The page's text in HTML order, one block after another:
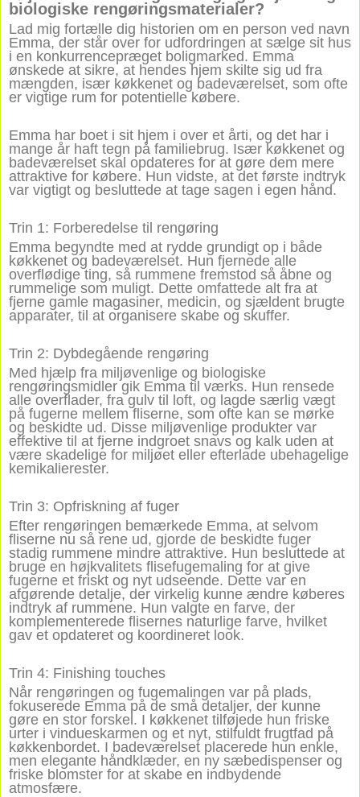
biologiske rengøringsmaterialer?
Lad mig fortælle dig historien om en person ved navn
Emma, der står over for udfordringen at sælge sit hus
i en konkurrencepræget boligmarked. Emma
ønskede at sikre, at hendes hjem skilte sig ud fra
mængden, især køkkenet og badeværelset, som ofte
er vigtige rum for potentielle købere.
Emma har boet i sit hjem i over et årti, og det har i
mange år haft tegn på familiebrug. Især køkkenet og
badeværelset skal opdateres for at gøre dem mere
attraktive for købere. Hun vidste, at det første indtryk
var vigtigt og besluttede at tage sagen i egen hånd.
Trin 1: Forberedelse til rengøring
Emma begyndte med at rydde grundigt op i både
køkkenet og badeværelset. Hun fjernede alle
overflødige ting, så rummene fremstod så åbne og
rummelige som muligt. Dette omfattede alt fra at
fjerne gamle magasiner, medicin, og sjældent brugte
apparater, til at organisere skabe og skuffer.
Trin 2: Dybdegående rengøring
Med hjælp fra miljøvenlige og biologiske
rengøringsmidler gik Emma til værks. Hun rensede
alle overflader, fra gulv til loft, og lagde særlig vægt
på fugerne mellem fliserne, som ofte kan se mørke
og beskidte ud. Disse miljøvenlige produkter var
effektive til at fjerne indgroet snavs og kalk uden at
være skadelige for miljøet eller efterlade ubehagelige
kemikalierester.
Trin 3: Opfriskning af fuger
Efter rengøringen bemærkede Emma, at selvom
fliserne nu så rene ud, gjorde de beskidte fuger
stadig rummene mindre attraktive. Hun besluttede at
bruge en højkvalitets flisefugemaling for at give
fugerne et friskt og nyt udseende. Dette var en
afgørende detalje, der virkelig kunne ændre køberes
indtryk af rummene. Hun valgte en farve, der
komplementerede flisernes naturlige farve, hvilket
gav et opdateret og koordineret look.
Trin 4: Finishing touches
Når rengøringen og fugemalingen var på plads,
fokuserede Emma på de små detaljer, der kunne
gøre en stor forskel. I køkkenet tilføjede hun friske
urter i vindueskarmen og et nyt, stilfuldt frugtfad på
køkkenbordet. I badeværelset placerede hun enkle,
men elegante håndklæder, en ny sæbedispenser og
friske blomster for at skabe en indbydende
atmosfære.